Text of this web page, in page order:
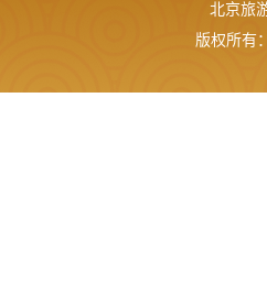
北京旅
版权所有